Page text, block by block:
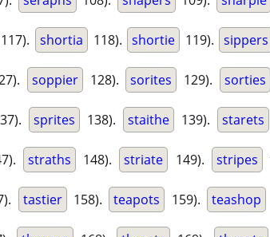
117). shortia 118). shortie 119). sippers
soppier 128). sorites 129). sorties
sprites 138). staithe 139). starets
straths 148). striate 149). stripes
tastier 158). teapots 159). teashop